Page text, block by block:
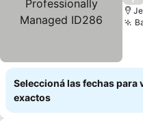
Seleccioná las fechas para
exactos